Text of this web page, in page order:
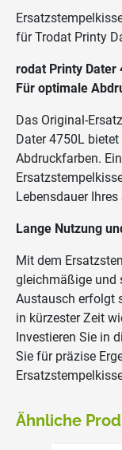
für Trodat Printy
rodat Printy Dater
Für optimale
Das Original-
Dater 4750L
Abdruckfarben.
Lebensdauer
Lange Nutzung
Mit dem
gleichmäßige und
Austausch erfolgt
in kürzester Zeit
Investieren Sie in
Sie für präzise
Ähnliche